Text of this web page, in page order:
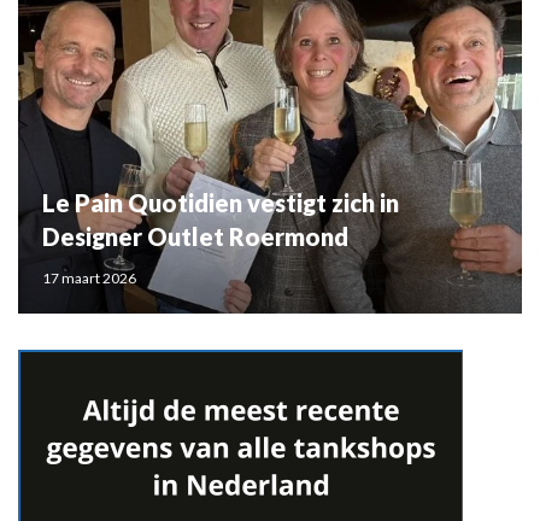
Le Pain Quotidien vestigt zich in
Designer Outlet Roermond
17 maart 2026